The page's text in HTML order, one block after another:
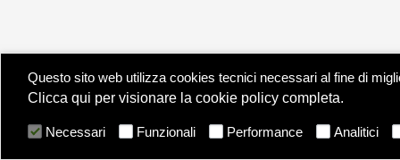
Questo sito web utilizza cookies tecnici necessari al fine di
Clicca qui per visionare la cookie policy completa.
Necessari Funzionali Performance Analitici